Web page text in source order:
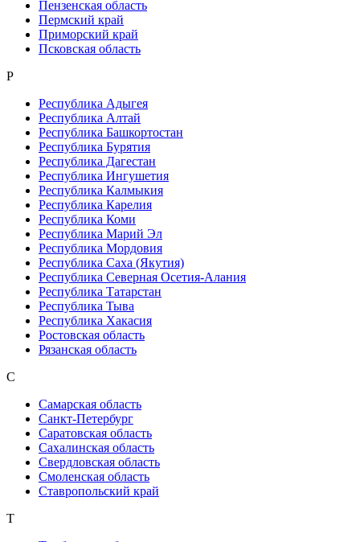
Пензенская область
Пермский край
Приморский край
Псковская область
Р
Республика Адыгея
Республика Алтай
Республика Башкортостан
Республика Бурятия
Республика Дагестан
Республика Ингушетия
Республика Калмыкия
Республика Карелия
Республика Коми
Республика Марий Эл
Республика Мордовия
Республика Саха (Якутия)
Республика Северная Осетия-Алания
Республика Татарстан
Республика Тыва
Республика Хакасия
Ростовская область
Рязанская область
С
Самарская область
Санкт-Петербург
Саратовская область
Сахалинская область
Свердловская область
Смоленская область
Ставропольский край
Т